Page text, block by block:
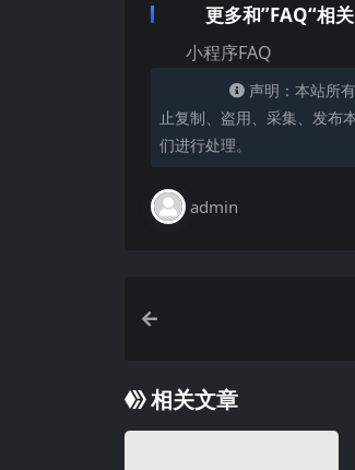
更多和”FAQ“相
小程序FAQ
声明：本站所
止复制、盗用、采集、发布
们进行处理。
admin
相关文章